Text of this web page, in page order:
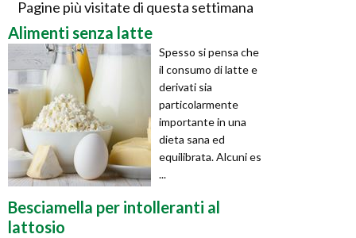
Pagine più visitate di questa settimana
Alimenti senza latte
Spesso si pensa che
il consumo di latte e
derivati sia
particolarmente
importante in una
dieta sana ed
equilibrata. Alcuni es
...
Besciamella per intolleranti al
lattosio